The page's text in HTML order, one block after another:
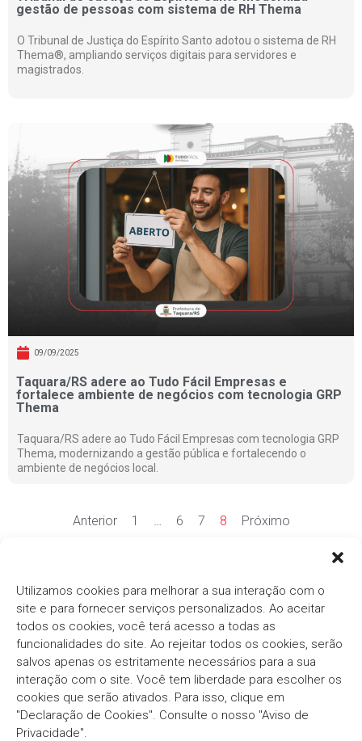
Utilizamos cookies para melhorar a sua interação com o
site e para fornecer serviços personalizados. Ao aceitar
todos os cookies, você terá acesso a todas as
funcionalidades do site. Ao rejeitar todos os cookies, serão
salvos apenas os estritamente necessários para a sua
interação com o site. Você tem liberdade para escolher os
cookies que serão ativados. Para isso, clique em
"Declaração de Cookies". Consulte o nosso "Aviso de
Privacidade".
gestão de pessoas com sistema de RH Thema
O Tribunal de Justiça do Espírito Santo adotou o sistema de RH
Thema®, ampliando serviços digitais para servidores e
magistrados.
09/09/2025
Taquara/RS adere ao Tudo Fácil Empresas e
fortalece ambiente de negócios com tecnologia GRP
Thema
Taquara/RS adere ao Tudo Fácil Empresas com tecnologia GRP
Thema, modernizando a gestão pública e fortalecendo o
ambiente de negócios local.
Anterior 1 … 6 7 8 Próximo
Há mais de três décadas, oGrupo Thema®/Pólis®
segue com o compromisso em fornecer soluções
inovadoras e eficientes para o Setor Público.